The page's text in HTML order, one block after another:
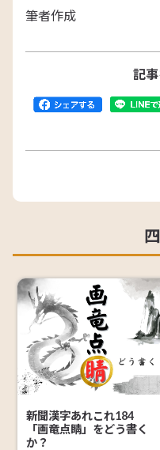
筆者作成
記
新聞漢字あれこれ184
「画竜点睛」をどう書く
か？